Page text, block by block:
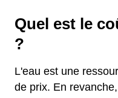
Quel est le
?
L'eau est une
de prix. En